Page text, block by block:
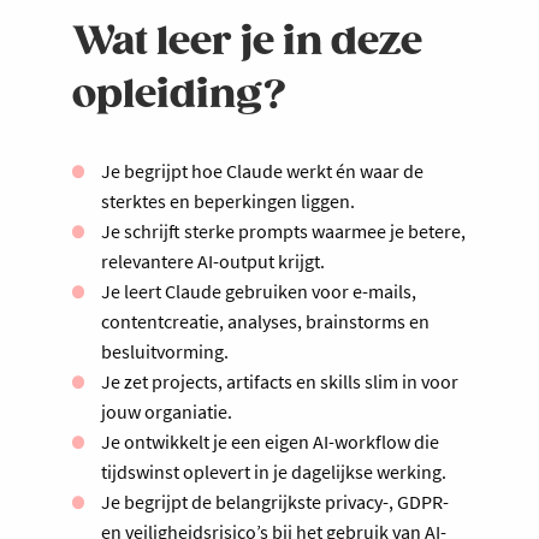
Wat leer je in deze
opleiding?
Je begrijpt hoe Claude werkt én waar de
sterktes en beperkingen liggen.
Je schrijft sterke prompts waarmee je betere,
relevantere AI-output krijgt.
Je leert Claude gebruiken voor e-mails,
contentcreatie, analyses, brainstorms en
besluitvorming.
Je zet projects, artifacts en skills slim in voor
jouw organiatie.
Je ontwikkelt je een eigen AI-workflow die
tijdswinst oplevert in je dagelijkse werking.
Je begrijpt de belangrijkste privacy-, GDPR-
en veiligheidsrisico’s bij het gebruik van AI-